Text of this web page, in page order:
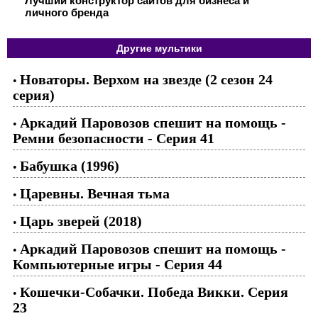
личного бренда
Другие мультики
• Новаторы. Верхом на звезде (2 сезон 24
серия)
• Аркадий Паровозов спешит на помощь -
Ремни безопасности - Cерия 41
• Бабушка (1996)
• Царевны. Вечная тьма
• Царь зверей (2018)
• Аркадий Паровозов спешит на помощь -
Компьютерные игры - Cерия 44
• Кошечки-Собачки. Победа Викки. Серия
23